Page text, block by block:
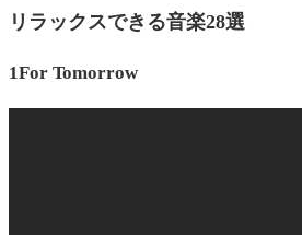
トはこちら
もあわせて紹介
リラックスできる音楽28選
1For Tomorrow